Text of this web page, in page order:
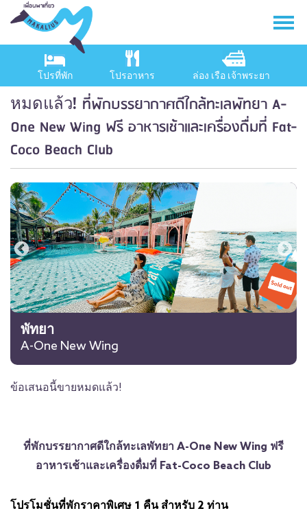
โปรที่พัก โปรอาหาร ล่อง เรือ เจ้าพระยา
หมดแล้ว! ที่พักบรรยากาศดีใกล้ทะเลพัทยา A-
One New Wing ฟรี อาหารเช้าและเครื่องดื่มที่ Fat-
Coco Beach Club
พัทยา
A-One New Wing
ข้อเสนอนี้ขายหมดแล้ว!
ที่พักบรรยากาศดีใกล้ทะเลพัทยา A-One New Wing ฟรี
อาหารเช้าและเครื่องดื่มที่ Fat-Coco Beach Club
โปรโมชั่นที่พักราคาพิเศษ 1 คืน สำหรับ 2 ท่าน